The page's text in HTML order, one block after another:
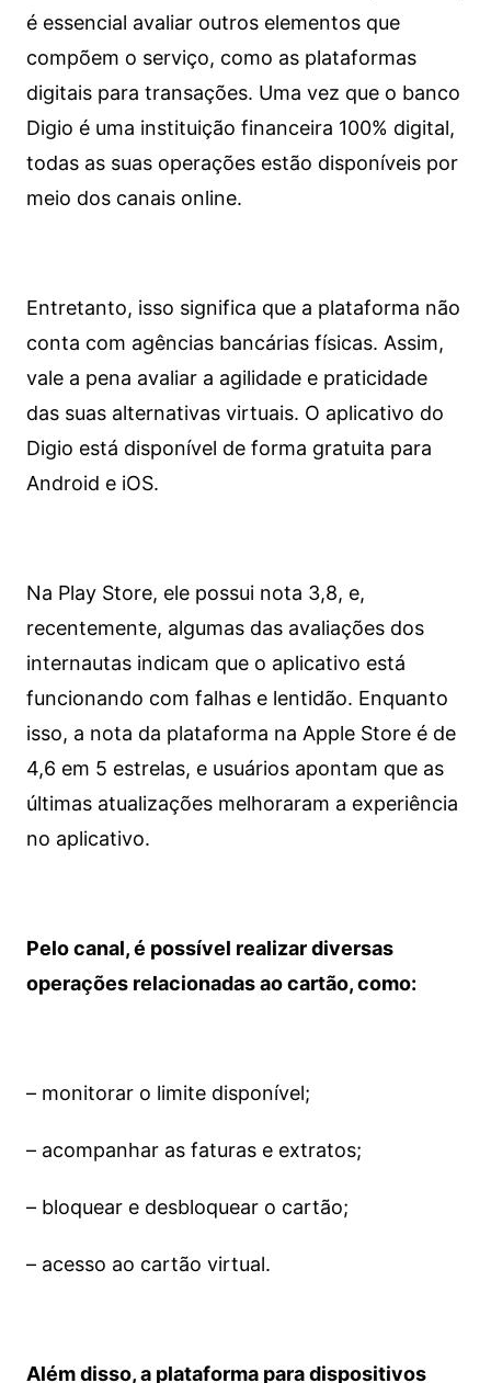
é essencial avaliar outros elementos que
compõem o serviço, como as plataformas
digitais para transações. Uma vez que o banco
Digio é uma instituição financeira 100% digital,
todas as suas operações estão disponíveis por
meio dos canais online.
Entretanto, isso significa que a plataforma não
conta com agências bancárias físicas. Assim,
vale a pena avaliar a agilidade e praticidade
das suas alternativas virtuais. O aplicativo do
Digio está disponível de forma gratuita para
Android e iOS.
Na Play Store, ele possui nota 3,8, e,
recentemente, algumas das avaliações dos
internautas indicam que o aplicativo está
funcionando com falhas e lentidão. Enquanto
isso, a nota da plataforma na Apple Store é de
4,6 em 5 estrelas, e usuários apontam que as
últimas atualizações melhoraram a experiência
no aplicativo.
Pelo canal, é possível realizar diversas
operações relacionadas ao cartão, como:
– monitorar o limite disponível;
– acompanhar as faturas e extratos;
– bloquear e desbloquear o cartão;
– acesso ao cartão virtual.
Além disso, a plataforma para dispositivos